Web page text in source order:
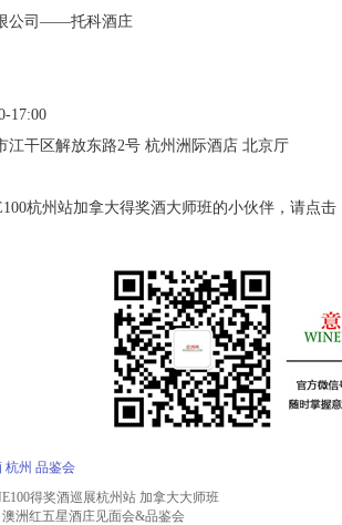
公司——托科酒庄
17:00
江干区解放东路2号 杭州洲际酒店 北京厅
杭州站加拿大得奖酒大师班的小伙伴，请点击
杭州 品鉴会
得奖酒巡展杭州站 加拿大大师班
澳洲红五星酒庄见面会&品鉴会